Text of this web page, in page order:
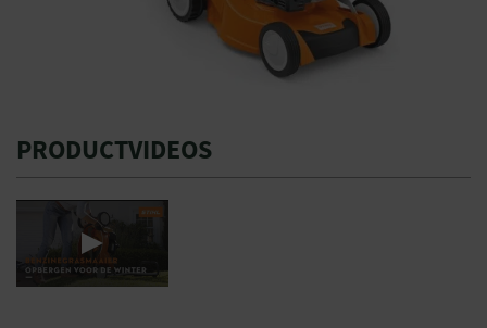
PRODUCTVIDEOS